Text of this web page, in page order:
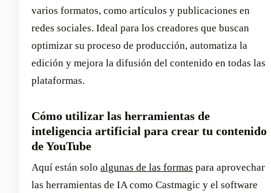
varios formatos, como artículos y publicaciones en
redes sociales. Ideal para los creadores que buscan
optimizar su proceso de producción, automatiza la
edición y mejora la difusión del contenido en todas las
plataformas.
Cómo utilizar las herramientas de
inteligencia artificial para crear tu contenido
de YouTube
Aquí están solo algunas de las formas para aprovechar
las herramientas de IA como Castmagic y el software